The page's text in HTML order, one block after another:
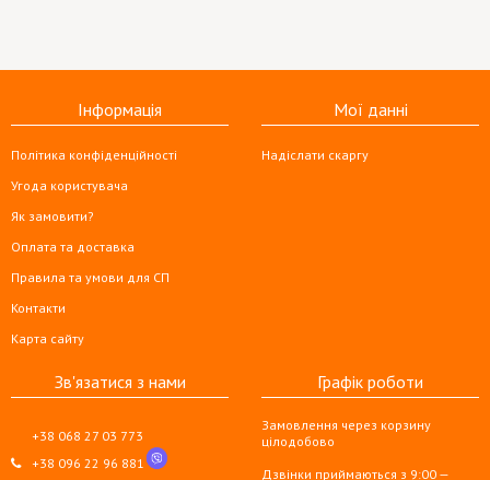
Інформація
Політика конфіденційності
Угода користувача
Як замовити?
Оплата та доставка
Правила та умови для СП
Контакти
Карта сайту
Мої данні
Надіслати скаргу
Зв'язатися з нами
+38 068 27 03 773
+38 096 22 96 881
Графік роботи
Замовлення через корзину
цілодобово
Дзвінки приймаються з 9:00 —